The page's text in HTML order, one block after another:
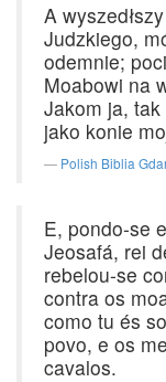
A
Judzkiego,
odemnie;
Moabowi na
Jakom ja,
jako konie
Polish Biblia
E, pondo-se
Jeosafá, rei
rebelou-se
contra os
como tu és
povo, e os
cavalos.